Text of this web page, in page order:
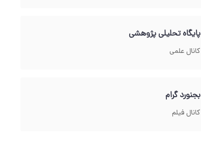
پایگاه تحلیلی پژوهشی
کانال علمی
بجنورد گرام
کانال فیلم